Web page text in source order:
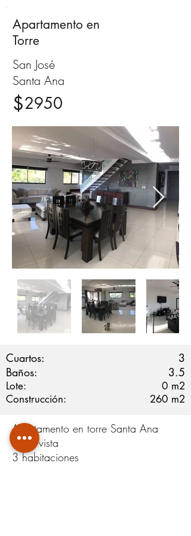
Apartamento en
Torre
San José
Santa Ana
$2950
Cuartos:
Baños:
Lote:
Construcción:
3
3.5
0
260
m2
m2
Apartamento en torre Santa Ana
Linda vista
3 habitaciones